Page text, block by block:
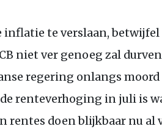
te verslaan, betwijfel
niet ver genoeg zal
regering onlangs
renteverhoging in juli is
rentes doen blijkbaar nu al